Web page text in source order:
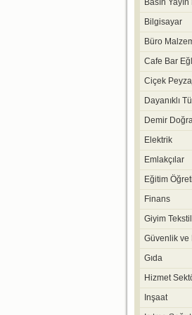
Basın
Bilgisayar
Büro
Cafe Bar
Ciçek
Dayanıklı
Demir
Elektrik
Emlakçılar
Eğitim
Finans
Giyim Tekstil
Güvenlik ve
Gıda
Hizmet
Inşaat